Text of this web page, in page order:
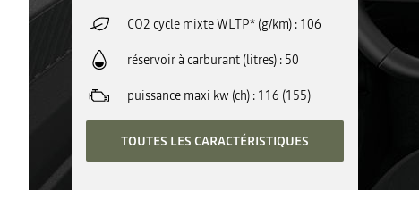
CO2 cycle mixte WLTP* (g/km) 106
réservoir à carburant (litres) 50
puissance maxi kw (ch) 116 (155)
TOUTES LES CARACTÉRISTIQUES